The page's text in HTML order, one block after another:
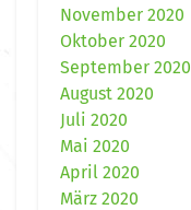
November 2020
Oktober 2020
September 2020
August 2020
Juli 2020
Mai 2020
April 2020
März 2020